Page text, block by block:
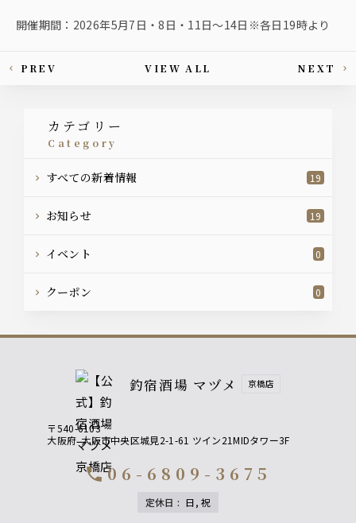
開催期間：2026年5月7日・8日・11日～14日※各日19時より
This article's paging
PREV VIEW ALL NEXT
カテゴリー
category
すべての新着情報 19
お知らせ 19
イベント 0
クーポン 0
釣宿酒場 マヅメ 京橋店
〒540-6103
大阪府 大阪市中央区城見2-1-61 ツイン21MIDタワー3F
call06-6809-3675
定休日 : 日, 祝